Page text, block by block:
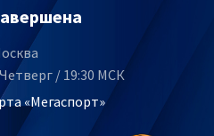
/ 19:30 МСК
«Мегаспорт»